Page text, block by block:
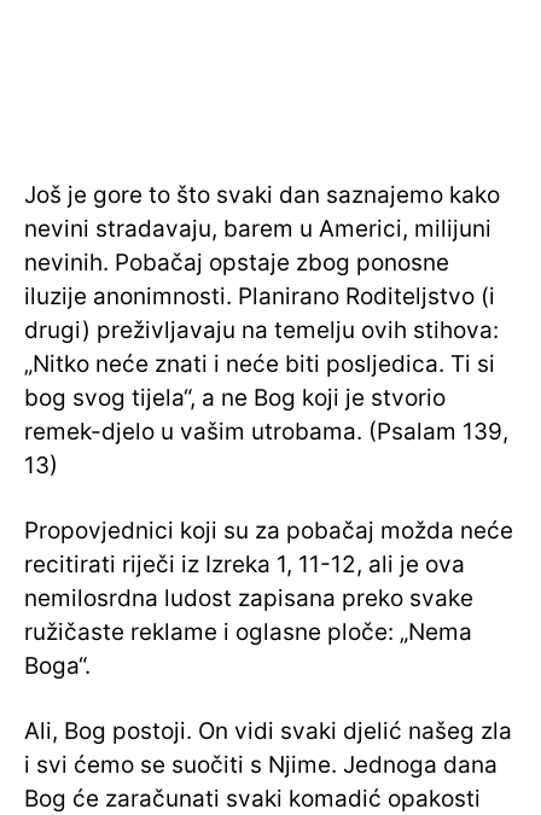
Još je gore to što svaki dan saznajemo kako
nevini stradavaju, barem u Americi, milijuni
nevinih. Pobačaj opstaje zbog ponosne
iluzije anonimnosti. Planirano Roditeljstvo (i
drugi) preživljavaju na temelju ovih stihova:
„Nitko neće znati i neće biti posljedica. Ti si
bog svog tijela“, a ne Bog koji je stvorio
remek-djelo u vašim utrobama. (Psalam 139,
13)
Propovjednici koji su za pobačaj možda neće
recitirati riječi iz Izreka 1, 11-12, ali je ova
nemilosrdna ludost zapisana preko svake
ružičaste reklame i oglasne ploče: „Nema
Boga“.
Ali, Bog postoji. On vidi svaki djelić našeg zla
i svi ćemo se suočiti s Njime. Jednoga dana
Bog će zaračunati svaki komadić opakosti